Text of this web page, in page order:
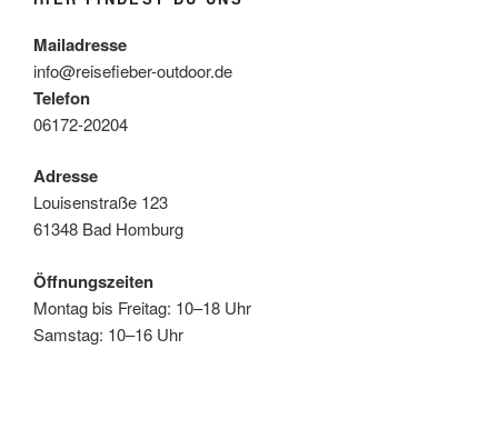
Mailadresse
info@reisefieber-outdoor.de
Telefon
06172-20204
Adresse
Louisenstraße 123
61348 Bad Homburg
Öffnungszeiten
Montag bis Freitag: 10–18 Uhr
Samstag: 10–16 Uhr